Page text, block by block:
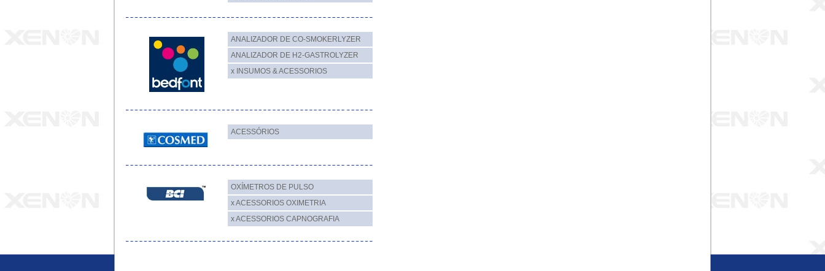
ANALIZADOR DE CO-SMOKERLYZER
ANALIZADOR DE H2-GASTROLYZER
x INSUMOS & ACESSORIOS
ACESSÓRIOS
OXÍMETROS DE PULSO
x ACESSORIOS OXIMETRIA
x ACESSORIOS CAPNOGRAFIA